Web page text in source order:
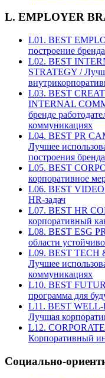
L. EMPLOYER
L01. BEST
построение
L02. BEST
STRATEGY /
L03. BEST
INTERNAL
бренде
коммуникациях
L04. BEST PR
Лучшее
построения
L05. BEST
корпоративное
L06. BEST
HR-задач
L07. BEST HR
корпоративный
L08. BEST ESG
области
L09. BEST TECH
Лучшее
коммуникациях
L10. BEST
программа для
L11. BEST
Лучшая
L12.
Корпоративный
Социально-